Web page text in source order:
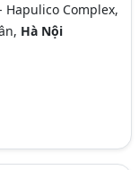
Hapulico Complex,
Hà Nội